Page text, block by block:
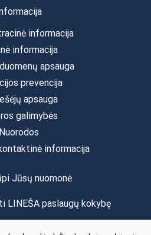
informacija
informacija
apsauga
prevencija
apsauga
galimybės
Nuorodos
informacija
Jūsų nuomonė
LINEŠA paslaugų kokybę